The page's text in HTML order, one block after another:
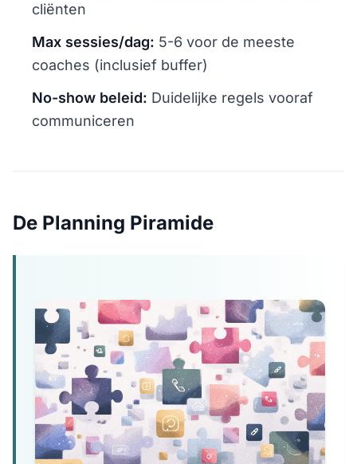
cliënten
Max sessies/dag: 5-6 voor de meeste
coaches (inclusief buffer)
No-show beleid: Duidelijke regels vooraf
communiceren
De Planning Piramide